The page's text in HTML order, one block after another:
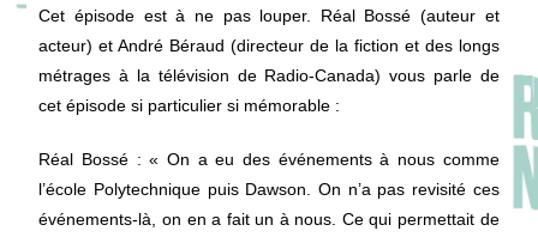
Cet épisode est à ne pas louper. Réal Bossé (auteur et
acteur) et André Béraud (directeur de la fiction et des longs
métrages à la télévision de Radio-Canada) vous parle de
cet épisode si particulier si mémorable :
Réal Bossé : « On a eu des événements à nous comme
l’école Polytechnique puis Dawson. On n’a pas revisité ces
événements-là, on en a fait un à nous. Ce qui permettait de